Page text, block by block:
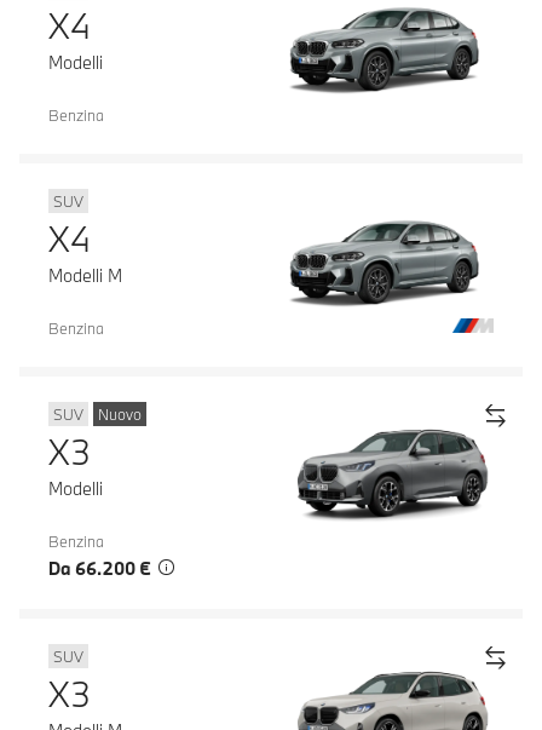
X4
Modelli
Benzina
SUV
X4
Modelli M
Benzina
SUV Nuovo
X3
Modelli
Benzina
Da 66.200 €
SUV
X3